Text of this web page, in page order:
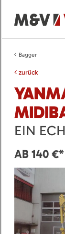
Bagger
zurück
EIN
AB 140